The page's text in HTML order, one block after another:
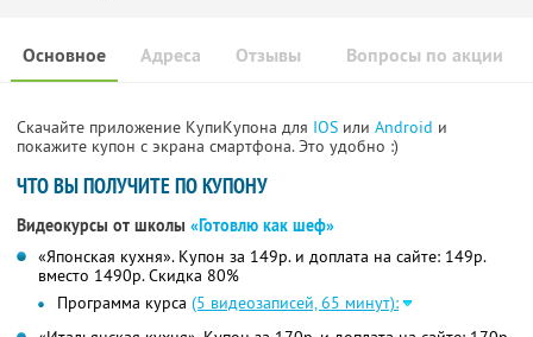
Основное Отзывы Вопросы по акции
Адреса
Скачайте приложение КупиКупона для IOS или Android и
покажите купон с экрана смартфона. Это удобно :)
ЧТО ВЫ ПОЛУЧИТЕ ПО КУПОНУ
Видеокурсы от школы «Готовлю как шеф»
«Японская кухня». Купон за 149р. и доплата на сайте: 149р.
вместо 1490р.Скидка 80%
Программа курса (5 видеозаписей, 65 минут):